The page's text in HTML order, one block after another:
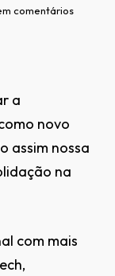
comentários
a
novo
assim nossa
na
com mais